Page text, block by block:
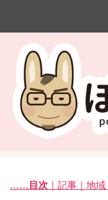
…… 目次 ｜記事｜地